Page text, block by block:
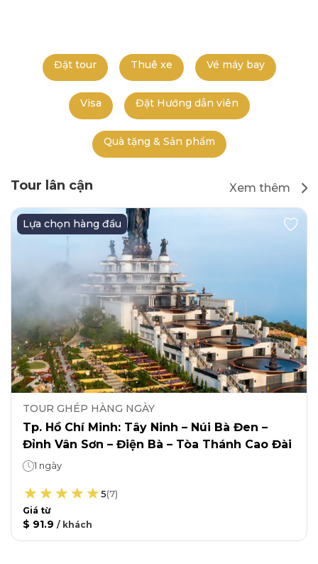
Đặt tour Thuê xe Vé máy bay
Visa Đặt Hướng dẫn viên
Quà tặng & Sản phẩm
Tour lân cận Xem thêm
Lựa chọn hàng đầu
TOUR GHÉP HÀNG NGÀY
Tp. Hồ Chí Minh: Tây Ninh – Núi Bà Đen –
Đỉnh Vân Sơn – Điện Bà – Tòa Thánh Cao Đài
1 ngày
5(7)
Giá từ
$ 91.9 / khách